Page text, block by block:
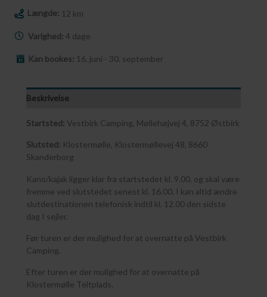
Længde: 12 km
Varighed: 4 dage
Kan bookes: 16. juni - 30. september
Beskrivelse
Startsted: Vestbirk Camping, Møllehøjvej 4, 8752 Østbirk
Slutsted: Klostermølle, Klostermøllevej 48, 8660
Skanderborg
Kano/kajak ligger klar fra startstedet kl. 9.00, og skal være
fremme ved slutstedet senest kl. 16.00. I kan altid ændre
slutdestinationen telefonisk indtil kl. 12.00 den sidste
dag I sejler.
Før turen er der mulighed for at overnatte på Vestbirk
Camping.
Efter turen er der mulighed for at overnatte på
Klostermølle Teltplads.